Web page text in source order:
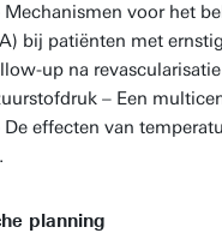
voor het
bij patiënten met
up na
– Een
effecten van
planning